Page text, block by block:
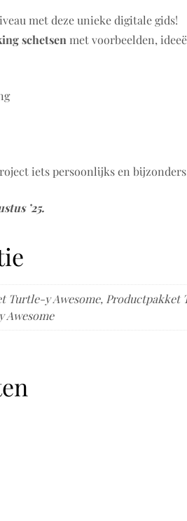
met deze unieke digitale gids!
schetsen met voorbeelden,
iets persoonlijks en
’25.
Turtle-y Awesome, Productpakket
Awesome